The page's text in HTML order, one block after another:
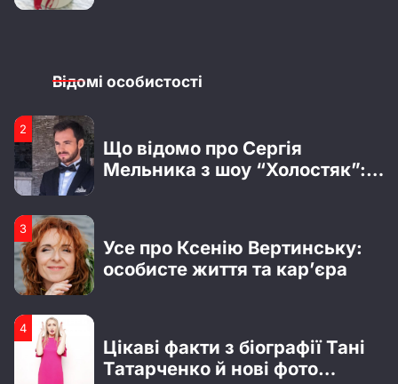
які точно сподобаються
2
Гарні привітання з Днем
народження для батька
хлопця
3
Креативні побажання з
нагоди отримання водійських
прав
4
51 роза – символика,
значение и повод для подарка
Відомі особистості
1
Мельника з шоу “Холостяк”:
особисте життя, кар’єра та
особисте життя та кар’єра
Татарченко й нові фото
радіоведучої